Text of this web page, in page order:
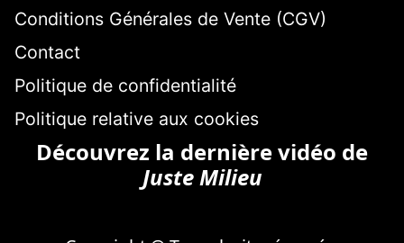
Conditions Générales de Vente (CGV)
Contact
Politique de confidentialité
Politique relative aux cookies
Découvrez la dernière vidéo de
Juste Milieu